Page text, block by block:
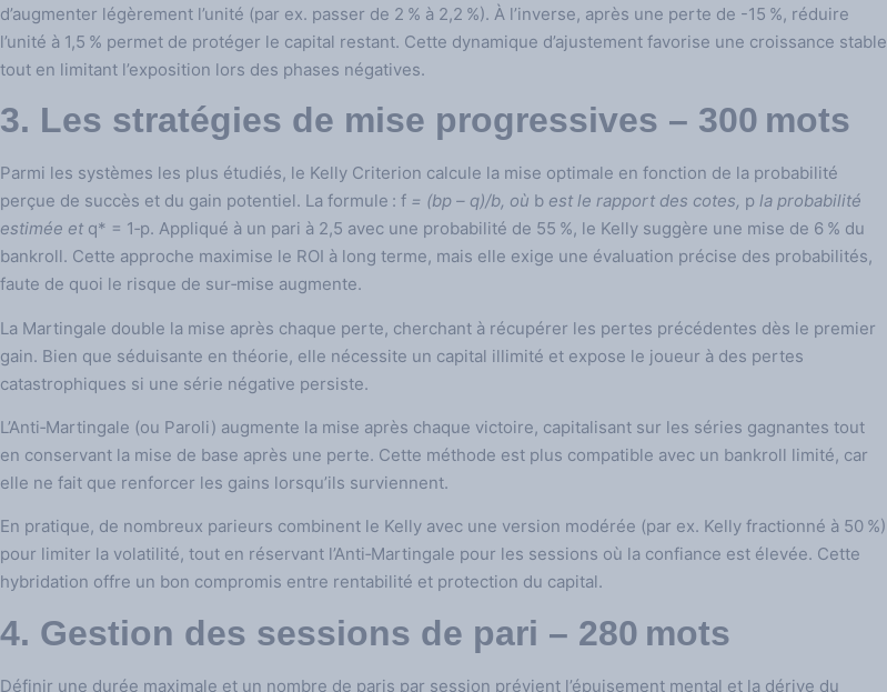
d’augmenter légèrement l’unité (par ex. passer de 2 % à 2,2 %). À l’inverse, après une perte de -15 %, réduire
l’unité à 1,5 % permet de protéger le capital restant. Cette dynamique d’ajustement favorise une croissance stable
tout en limitant l’exposition lors des phases négatives.
3. Les stratégies de mise progressives – 300 mots
Parmi les systèmes les plus étudiés, le Kelly Criterion calcule la mise optimale en fonction de la probabilité
perçue de succès et du gain potentiel. La formule : f = (bp – q)/b, où b est le rapport des cotes, p la probabilité
estimée et q* = 1‑p. Appliqué à un pari à 2,5 avec une probabilité de 55 %, le Kelly suggère une mise de 6 % du
bankroll. Cette approche maximise le ROI à long terme, mais elle exige une évaluation précise des probabilités,
faute de quoi le risque de sur‑mise augmente.
La Martingale double la mise après chaque perte, cherchant à récupérer les pertes précédentes dès le premier
gain. Bien que séduisante en théorie, elle nécessite un capital illimité et expose le joueur à des pertes
catastrophiques si une série négative persiste.
L’Anti‑Martingale (ou Paroli) augmente la mise après chaque victoire, capitalisant sur les séries gagnantes tout
en conservant la mise de base après une perte. Cette méthode est plus compatible avec un bankroll limité, car
elle ne fait que renforcer les gains lorsqu’ils surviennent.
En pratique, de nombreux parieurs combinent le Kelly avec une version modérée (par ex. Kelly fractionné à 50 %)
pour limiter la volatilité, tout en réservant l’Anti‑Martingale pour les sessions où la confiance est élevée. Cette
hybridation offre un bon compromis entre rentabilité et protection du capital.
4. Gestion des sessions de pari – 280 mots
Définir une durée maximale et un nombre de paris par session prévient l’épuisement mental et la dérive du